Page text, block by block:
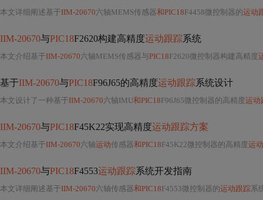
本文详细阐述基于IIM-20670 六轴MEMS传感器和PIC18F4458微控制器的运动
IIM-20670与PIC18F2620构建高精度运动跟踪系统
本文介绍基于IIM-20670 六轴MEMS传感器与PIC18F2620微控制器构建高精度
基于IIM-20670与PIC18F96J65的高精度运动跟踪系统设计
本文设计了一种基于IIM-20670 六轴IMU和PIC18F96J65微控制器的高精度运动
IIM-20670与PIC18F45K22实现高精度运动跟踪方案
本文介绍基于IIM-20670 六轴运动传感器和PIC18F45K22微控制器的高精度运
IIM-20670与PIC18F4553运动跟踪系统开发指南
本文详细阐述基于IIM-20670 六轴传感器和PIC18F4553微控制器的运动跟踪系统开